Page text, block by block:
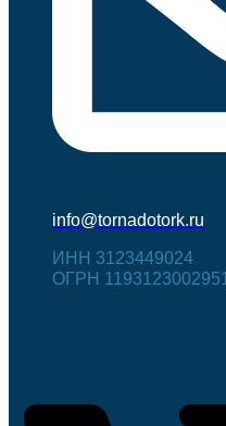
info@tornadotork.ru
ИНН 3123449024
ОГРН 1193123002951